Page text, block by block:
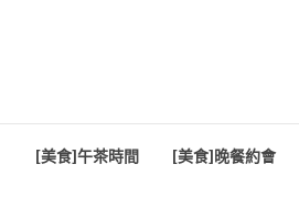
[美食]午茶時間 [美食]晚餐約會